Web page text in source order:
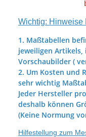
Wichtig: Hinweise
1. Maßtabellen
jeweiligen
Vorschaubilder (
2. Um Kosten und
sehr wichtig
Jeder Hersteller
deshalb können
(Keine Normung
Hilfestellung zum